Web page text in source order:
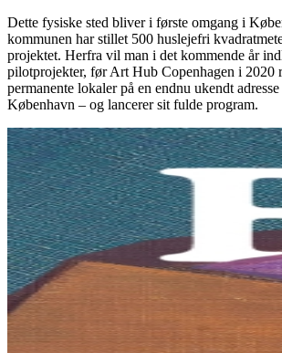
Dette fysiske sted bliver i første omgang i
kommunen har stillet 500 huslejefri
projektet. Herfra vil man i det kommende år
pilotprojekter, før Art Hub Copenhagen i 2020
permanente lokaler på en endnu ukendt
København – og lancerer sit fulde program.